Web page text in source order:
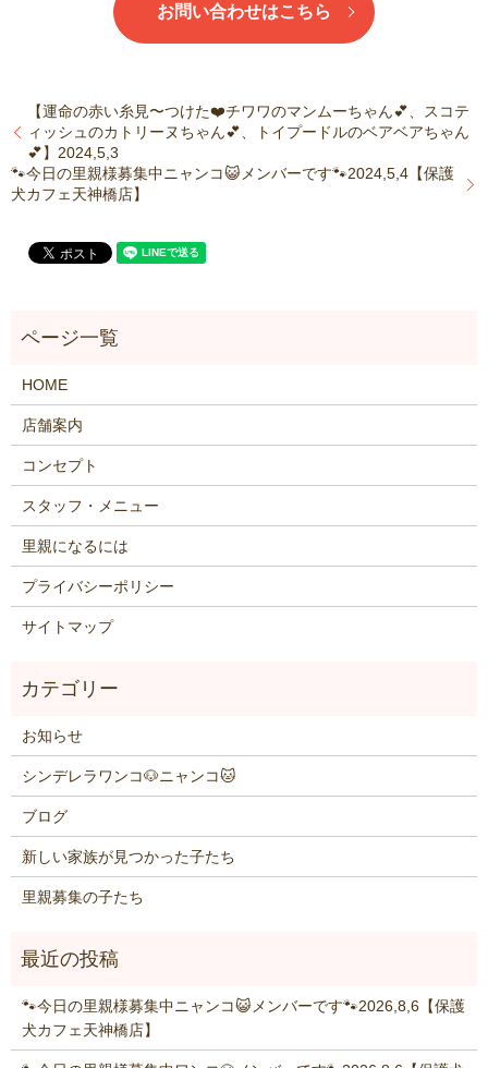
お問い合わせはこちら
【運命の赤い糸見〜つけた❤️チワワのマンムーちゃん💕、スコテ
ィッシュのカトリーヌちゃん💕、トイプードルのベアベアちゃん
💕】2024,5,3
🐾今日の里親様募集中ニャンコ😺メンバーです🐾2024,5,4【保護
犬カフェ天神橋店】
HOME
店舗案内
コンセプト
スタッフ・メニュー
里親になるには
プライバシーポリシー
サイトマップ
お知らせ
シンデレラワンコ🐶ニャンコ🐱
ブログ
新しい家族が見つかった子たち
里親募集の子たち
🐾今日の里親様募集中ニャンコ😺メンバーです🐾2026,8,6【保護
犬カフェ天神橋店】